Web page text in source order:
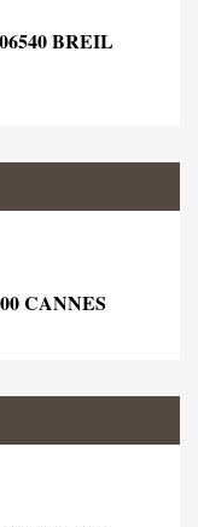
BREIL
CANNES